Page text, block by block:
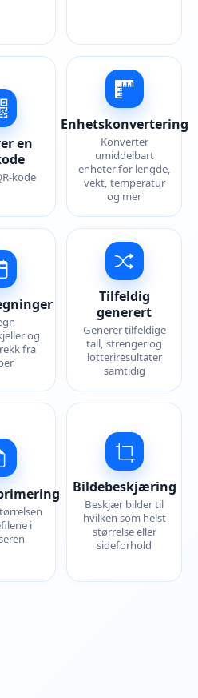
en
kode
Enhetskonvertering
Konverter
umiddelbart
enheter for lengde,
vekt, temperatur
og mer
og
fra
Tilfeldig
generert
Generer tilfeldige
tall, strenger og
lotteriresultater
samtidig
i
Bildebeskjæring
Beskjær bilder til
hvilken som helst
størrelse eller
sideforhold